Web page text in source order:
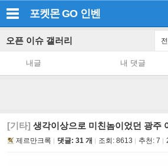
포켓몬 GO 인벤
오픈 이슈 갤러리
내글 내 댓글
[기타] 생각이상으로 미친놈이었던 광주
제르만크록 댓글: 31 개 조회: 8613 추천: 7